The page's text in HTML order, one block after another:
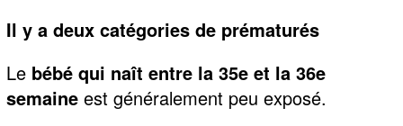
Il y a deux catégories de prématurés
Le bébé qui naît entre la 35e et la 36e
semaine est généralement peu exposé.